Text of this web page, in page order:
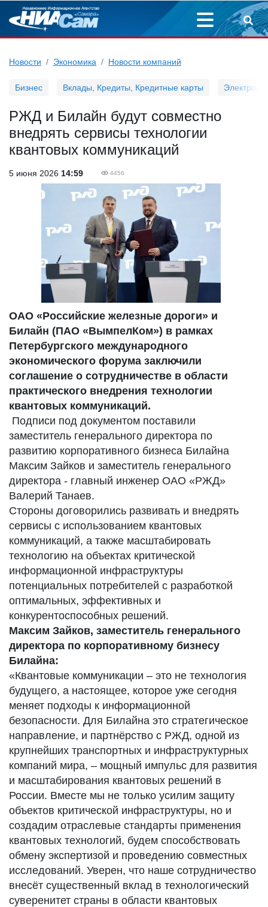
Новости Экономика Новости компаний
Бизнес Вклады, Кредиты, Кредитные карты
РЖД и Билайн будут совместно
внедрять сервисы технологии
квантовых коммуникаций
5 июня 2026 14:59 4456
ОАО «Российские железные дороги» и
Билайн (ПАО «ВымпелКом») в рамках
Петербургского международного
экономического форума заключили
соглашение о сотрудничестве в области
практического внедрения технологии
квантовых коммуникаций.
Подписи под документом поставили
заместитель генерального директора по
развитию корпоративного бизнеса Билайна
Максим Зайков и заместитель генерального
директора - главный инженер ОАО «РЖД»
Валерий Танаев.
Стороны договорились развивать и внедрять
сервисы с использованием квантовых
коммуникаций, а также масштабировать
технологию на объектах критической
информационной инфраструктуры
потенциальных потребителей с разработкой
оптимальных, эффективных и
конкурентоспособных решений.
Максим Зайков, заместитель генерального
директора по корпоративному бизнесу
Билайна:
«Квантовые коммуникации – это не технология
будущего, а настоящее, которое уже сегодня
меняет подходы к информационной
безопасности. Для Билайна это стратегическое
направление, и партнёрство с РЖД, одной из
крупнейших транспортных и инфраструктурных
компаний мира, – мощный импульс для развития
и масштабирования квантовых решений в
России. Вместе мы не только усилим защиту
объектов критической инфраструктуры, но и
создадим отраслевые стандарты применения
квантовых технологий, будем способствовать
обмену экспертизой и проведению совместных
исследований. Уверен, что наше сотрудничество
внесёт существенный вклад в технологический
суверенитет страны в области квантовых